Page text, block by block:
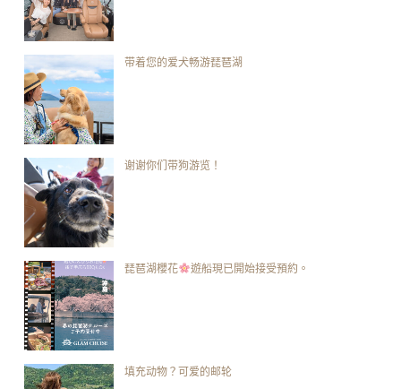
带着您的爱犬畅游琵琶湖
谢谢你们带狗游览！
琵琶湖櫻花 遊船現已開始接受預約。
填充动物？可爱的邮轮